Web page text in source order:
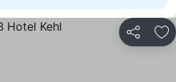
Compartir